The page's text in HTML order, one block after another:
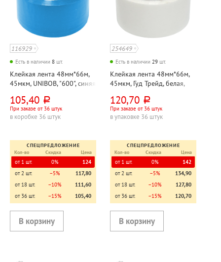
116929
Есть в наличии 8 шт.
Клейкая лента 48мм*66м,
45мкм, UNIBOB, "600", синяя
105,40 руб.
При заказе от 36 штук
в коробке 36 штук
СПЕЦПРЕДЛОЖЕНИЕ
Кол-во
Скидка Цена
от 1 шт. 0%
124
от 2 шт.
−5%
117,80
от 18 шт.
−10%
111,60
от 36 шт.
−15% 105,40
254649
Есть в наличии 29 шт.
Клейкая лента 48мм*66м,
45мкм, Гуд Трейд, белая,
120,70 руб.
При заказе от 36 штук
в упаковке 36 штук
СПЕЦПРЕДЛОЖЕНИЕ
Кол-во
Скидка Цена
от 1 шт. 0%
142
от 2 шт.
−5%
134,90
от 18 шт.
−10%
127,80
от 36 шт.
−15% 120,70